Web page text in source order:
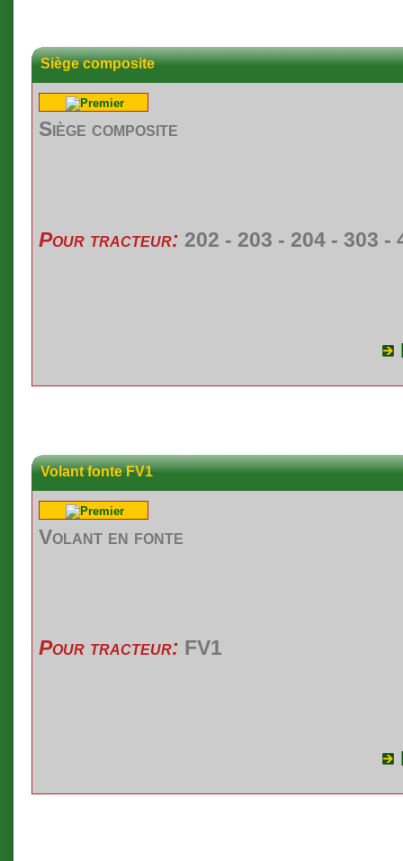
Siège composite
Siège composite
Pour tracteur: 202 - 203 - 204 - 303 -
Volant fonte FV1
Volant en fonte
Pour tracteur: FV1